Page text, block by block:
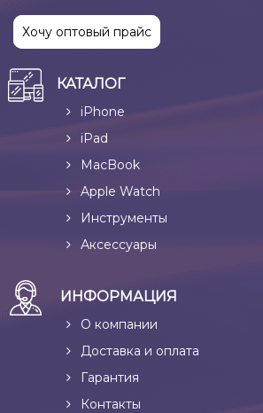
Хочу оптовый прайс
КАТАЛОГ
iPhone
iPad
MacBook
Apple Watch
Инструменты
Аксессуары
ИНФОРМАЦИЯ
О компании
Доставка и оплата
Гарантия
Контакты